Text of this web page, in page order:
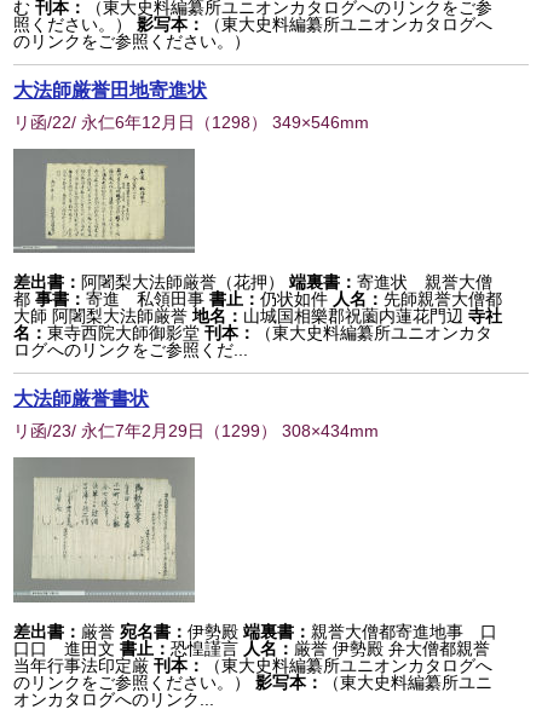
む 刊本：
（東大史料編纂所ユニオンカタログへのリンクをご参
照ください。）
影写本：
（東大史料編纂所ユニオンカタログへ
のリンクをご参照ください。）
大法師厳誉田地寄進状
リ函/22/ 永仁6年12月日 （1298） 349×546mm
差出書： 阿闍梨大法師厳誉（花押） 端裏書：寄進状 親誉大僧
都 事書：寄進 私領田事 書止：仍状如件 人名：先師親誉大僧都
大師 阿闍梨大法師厳誉 地名： 山城国相樂郡祝薗内蓮花門辺 寺社
名：東寺西院大師御影堂 刊本：
（東大史料編纂所ユニオンカタ
ログへのリンクをご参照くだ...
大法師厳誉書状
リ函/23/ 永仁7年2月29日 （1299） 308×434mm
差出書： 厳誉 宛名書：伊勢殿 端裏書：親誉大僧都寄進地事 口
口口 進田文 書止：恐惶謹言 人名： 厳誉 伊勢殿 弁大僧都親誉
当年行事法印定厳 刊本：
（東大史料編纂所ユニオンカタログへ
のリンクをご参照ください。）
影写本：
（東大史料編纂所ユニ
オンカタログへのリンク...